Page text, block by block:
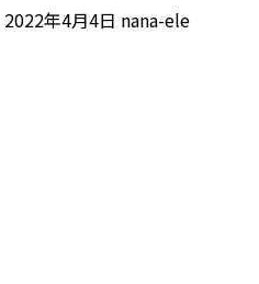
2022年4月4日 nana-ele